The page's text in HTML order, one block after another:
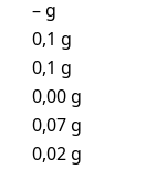
– g
0,1 g
0,1 g
0,00 g
0,07 g
0,02 g